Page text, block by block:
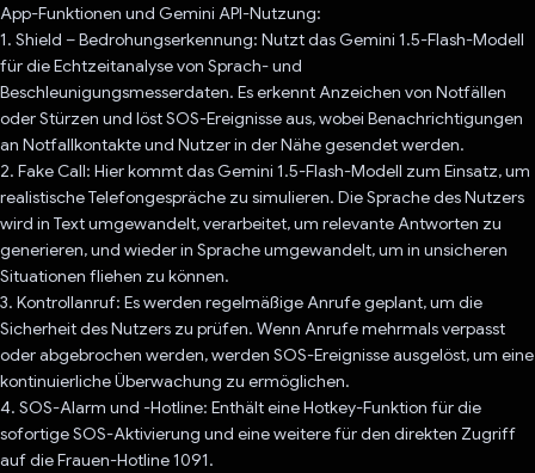
App-Funktionen und Gemini API-Nutzung:
1. Shield – Bedrohungserkennung: Nutzt das Gemini 1.5-Flash-Modell
für die Echtzeitanalyse von Sprach- und
Beschleunigungsmesserdaten. Es erkennt Anzeichen von Notfällen
oder Stürzen und löst SOS-Ereignisse aus, wobei Benachrichtigungen
an Notfallkontakte und Nutzer in der Nähe gesendet werden.
2. Fake Call: Hier kommt das Gemini 1.5-Flash-Modell zum Einsatz, um
realistische Telefongespräche zu simulieren. Die Sprache des Nutzers
wird in Text umgewandelt, verarbeitet, um relevante Antworten zu
generieren, und wieder in Sprache umgewandelt, um in unsicheren
Situationen fliehen zu können.
3. Kontrollanruf: Es werden regelmäßige Anrufe geplant, um die
Sicherheit des Nutzers zu prüfen. Wenn Anrufe mehrmals verpasst
oder abgebrochen werden, werden SOS-Ereignisse ausgelöst, um eine
kontinuierliche Überwachung zu ermöglichen.
4. SOS-Alarm und -Hotline: Enthält eine Hotkey-Funktion für die
sofortige SOS-Aktivierung und eine weitere für den direkten Zugriff
auf die Frauen-Hotline 1091.